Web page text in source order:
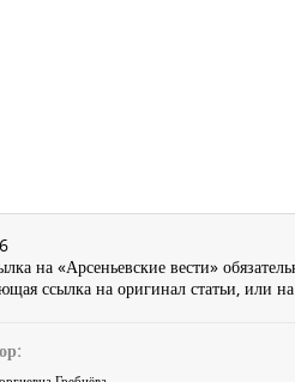
на «Арсеньевские вести»
ссылка на оригинал статьи, или